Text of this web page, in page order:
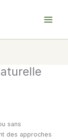
sans
des approches